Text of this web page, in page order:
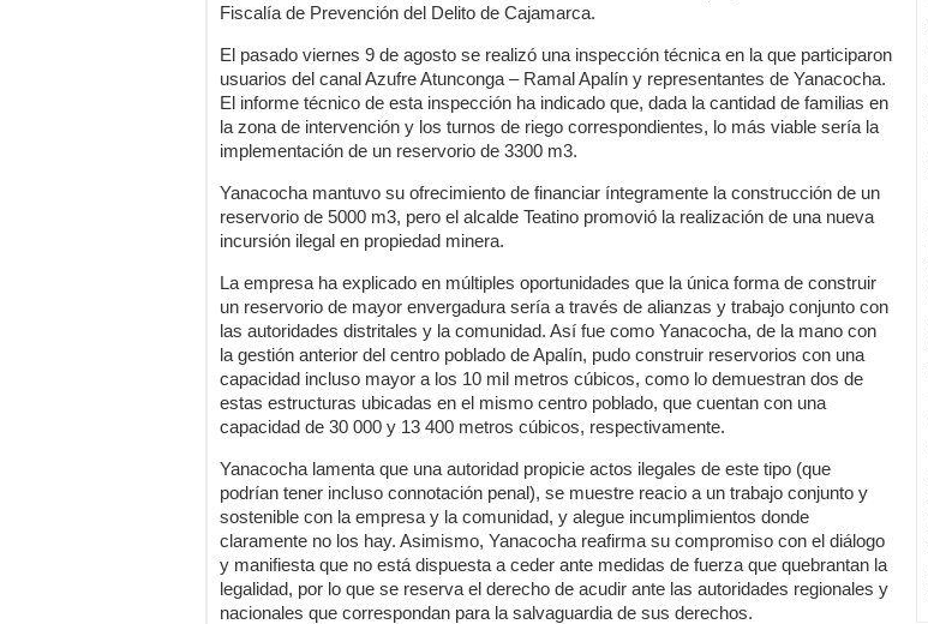
Fiscalía de Prevención del Delito de Cajamarca.
El pasado viernes 9 de agosto se realizó una inspección técnica en la que participaron
usuarios del canal Azufre Atunconga – Ramal Apalín y representantes de Yanacocha.
El informe técnico de esta inspección ha indicado que, dada la cantidad de familias en
la zona de intervención y los turnos de riego correspondientes, lo más viable sería la
implementación de un reservorio de 3300 m3.
Yanacocha mantuvo su ofrecimiento de financiar íntegramente la construcción de un
reservorio de 5000 m3, pero el alcalde Teatino promovió la realización de una nueva
incursión ilegal en propiedad minera.
La empresa ha explicado en múltiples oportunidades que la única forma de construir
un reservorio de mayor envergadura sería a través de alianzas y trabajo conjunto con
las autoridades distritales y la comunidad. Así fue como Yanacocha, de la mano con
la gestión anterior del centro poblado de Apalín, pudo construir reservorios con una
capacidad incluso mayor a los 10 mil metros cúbicos, como lo demuestran dos de
estas estructuras ubicadas en el mismo centro poblado, que cuentan con una
capacidad de 30 000 y 13 400 metros cúbicos, respectivamente.
Yanacocha lamenta que una autoridad propicie actos ilegales de este tipo (que
podrían tener incluso connotación penal), se muestre reacio a un trabajo conjunto y
sostenible con la empresa y la comunidad, y alegue incumplimientos donde
claramente no los hay. Asimismo, Yanacocha reafirma su compromiso con el diálogo
y manifiesta que no está dispuesta a ceder ante medidas de fuerza que quebrantan la
legalidad, por lo que se reserva el derecho de acudir ante las autoridades regionales y
nacionales que correspondan para la salvaguardia de sus derechos.